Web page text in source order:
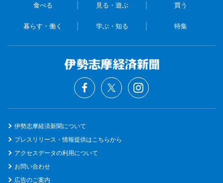
食べる 見る・遊ぶ 買う
暮らす・働く 学ぶ・知る 特集
伊勢志摩経済新聞について
プレスリリース・情報提供はこちらから
アクセスデータの利用について
お問い合わせ
広告のご案内